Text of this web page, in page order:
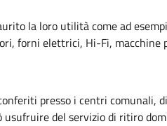
la loro utilità come ad
forni elettrici, Hi-Fi,
presso i centri
del servizio di ritiro